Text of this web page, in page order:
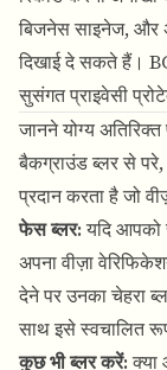
बिजनेस साइनेज, और
दिखाई दे सकते हैं।
सुसंगत प्राइवेसी
जानने योग्य
बैकग्राउंड ब्लर से परे,
प्रदान करता है जो
फेस ब्लर:यदि आपको
अपना वीज़ा
देने पर उनका चेहरा
साथ इसे स्वचालित
कुछ भी ब्लर करें:क्या